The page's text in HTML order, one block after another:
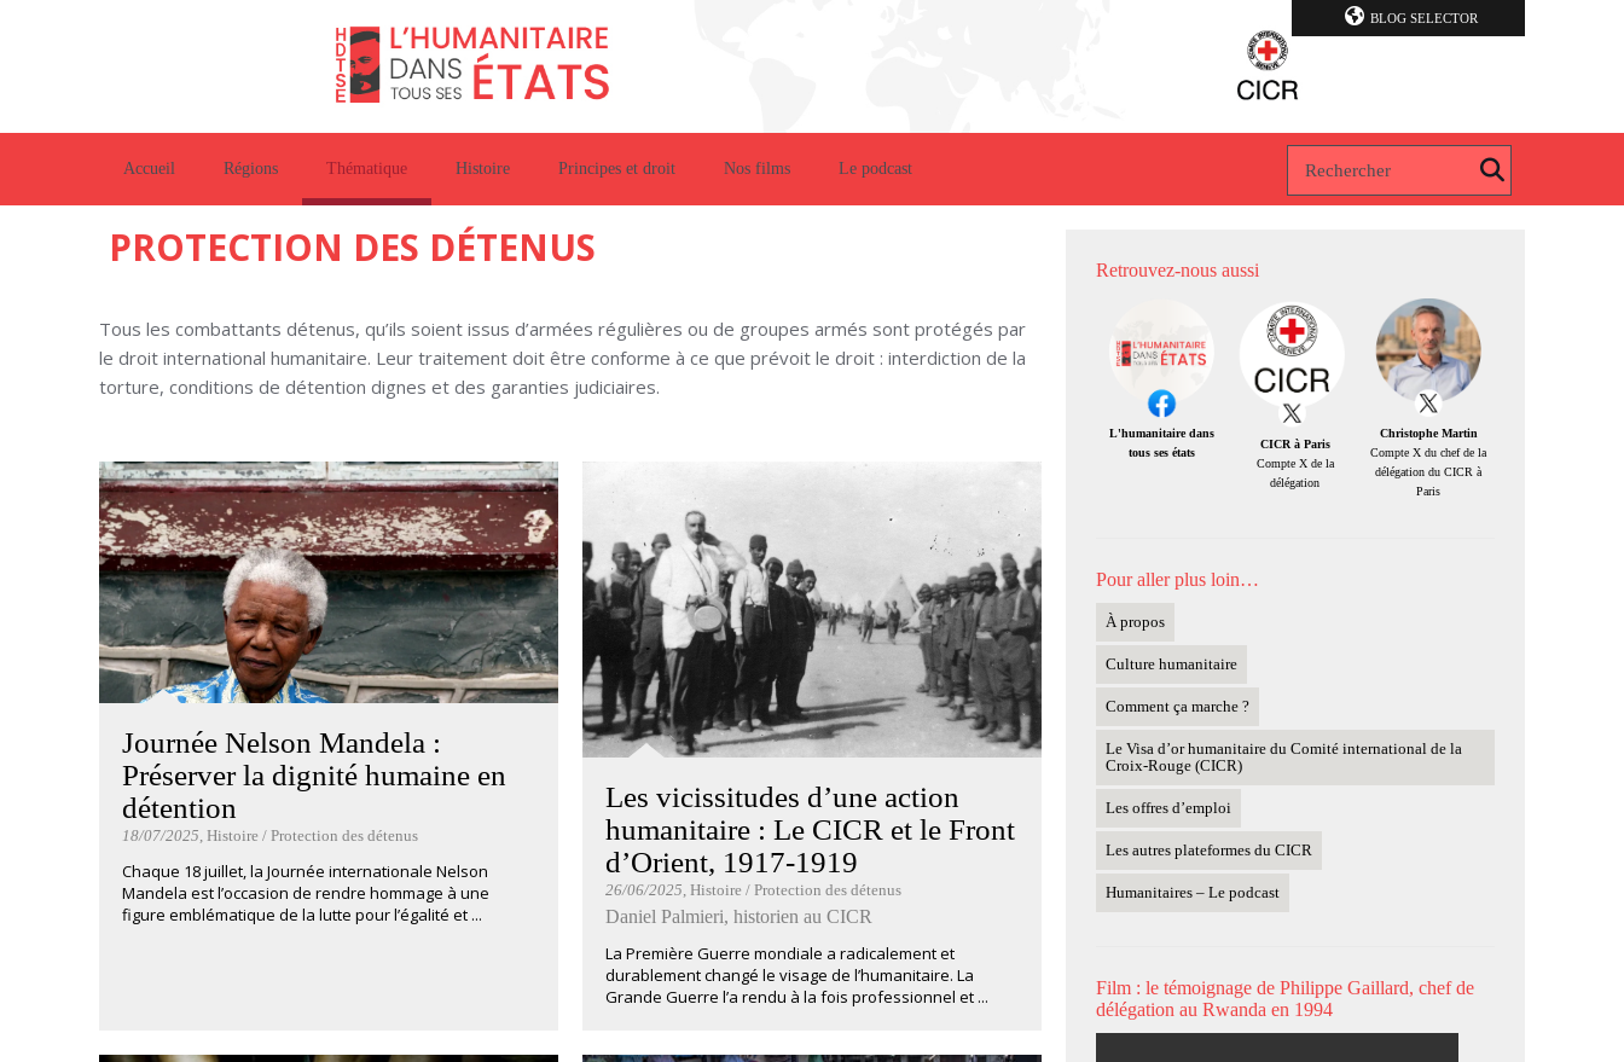
BLOG SELECTOR
Accueil Régions Thématique Histoire Principes et droit Nos films Le podcast
PROTECTION DES DÉTENUS
Tous les combattants détenus, qu’ils soient issus d’armées régulières ou de groupes armés sont protégés par
le droit international humanitaire. Leur traitement doit être conforme à ce que prévoit le droit : interdiction de la
torture, conditions de détention dignes et des garanties judiciaires.
Journée Nelson Mandela :
Préserver la dignité humaine en
détention
18/07/2025 , Histoire / Protection des détenus
Chaque 18 juillet, la Journée internationale Nelson
Mandela est l’occasion de rendre hommage à une
figure emblématique de la lutte pour l’égalité et ...
Les vicissitudes d’une action
humanitaire : Le CICR et le Front
d’Orient, 1917-1919
26/06/2025, Histoire / Protection des détenus
Daniel Palmieri, historien au CICR
La Première Guerre mondiale a radicalement et
durablement changé le visage de l’humanitaire. La
Grande Guerre l’a rendu à la fois professionnel et ...
Retrouvez-nous aussi
L'humanitaire dans
tous ses états
CICR à Paris
Compte X de la
délégation
Christophe Martin
Compte X du chef de la
délégation du CICR à
Paris
Pour aller plus loin…
À propos
Culture humanitaire
Comment ça marche ?
Le Visa d’or humanitaire du Comité international de la
Croix-Rouge (CICR)
Les offres d’emploi
Les autres plateformes du CICR
Humanitaires – Le podcast
Film : le témoignage de Philippe Gaillard, chef de
délégation au Rwanda en 1994